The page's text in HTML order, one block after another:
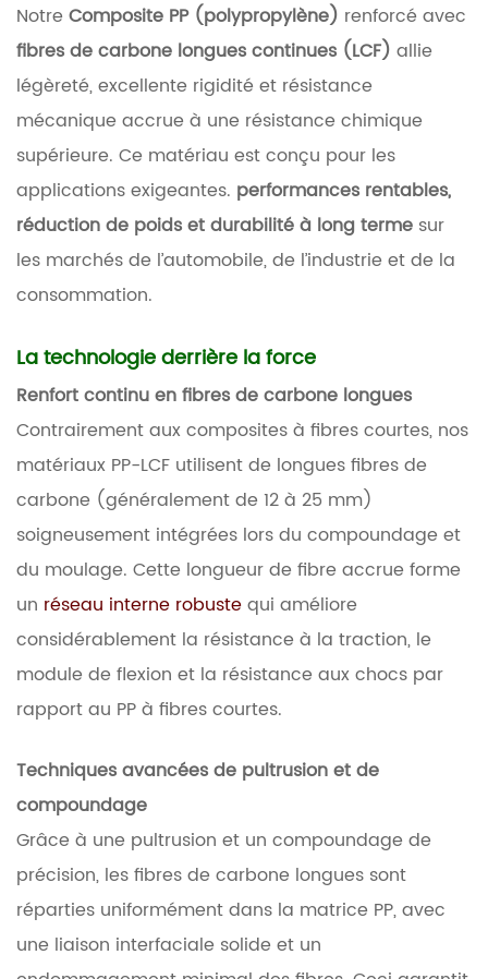
Notre Composite PP (polypropylène) renforcé avec
fibres de carbone longues continues (LCF) allie
légèreté, excellente rigidité et résistance
mécanique accrue à une résistance chimique
supérieure. Ce matériau est conçu pour les
applications exigeantes. performances rentables,
réduction de poids et durabilité à long terme sur
les marchés de l’automobile, de l’industrie et de la
consommation.
La technologie derrière la force
Renfort continu en fibres de carbone longues
Contrairement aux composites à fibres courtes, nos
matériaux PP-LCF utilisent de longues fibres de
carbone (généralement de 12 à 25 mm)
soigneusement intégrées lors du compoundage et
du moulage. Cette longueur de fibre accrue forme
un réseau interne robustequi améliore
considérablement la résistance à la traction, le
module de flexion et la résistance aux chocs par
rapport au PP à fibres courtes.
Techniques avancées de pultrusion et de
compoundage
Grâce à une pultrusion et un compoundage de
précision, les fibres de carbone longues sont
réparties uniformément dans la matrice PP, avec
une liaison interfaciale solide et un